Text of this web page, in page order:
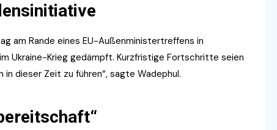
am Rande eines EU-Außenministertreffens in
Ukraine-Krieg gedämpft. Kurzfristige Fortschritte seien
dieser Zeit zu führen“, sagte Wadephul.